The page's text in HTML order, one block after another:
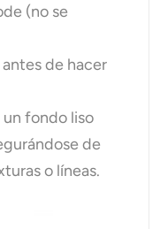
(no se
de hacer
fondo liso
de
o líneas.